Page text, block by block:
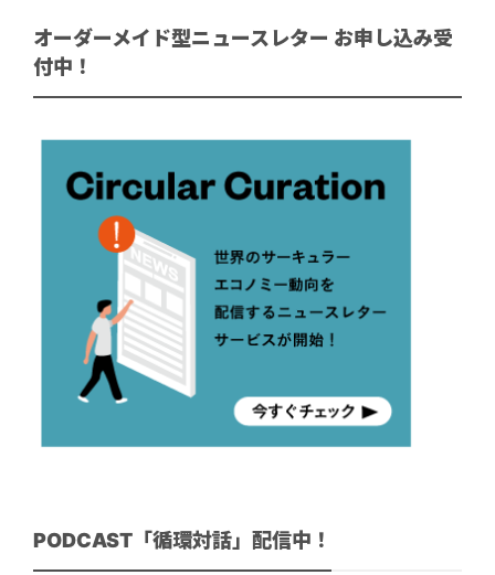
オーダーメイド型ニュースレター お申し込み受
付中！
PODCAST「循環対話」配信中！